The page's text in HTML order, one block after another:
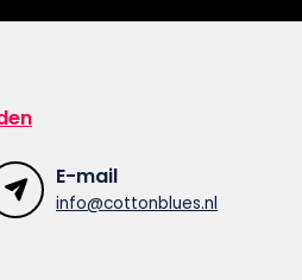
E-mail
info@cottonblues.nl